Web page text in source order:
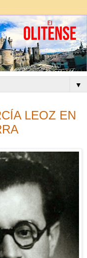
▼
LEOZ EN